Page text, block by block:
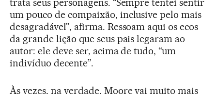
trata seus personagens. “Sempre tentei sentir
um pouco de compaixão, inclusive pelo mais
desagradável”, afirma. Ressoam aqui os ecos
da grande lição que seus pais legaram ao
autor: ele deve ser, acima de tudo, “um
indivíduo decente”.
Às vezes, na verdade, Moore vai muito mais